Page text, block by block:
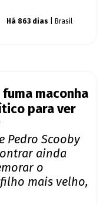
Há 863 dias | Brasil
maconha
para ver
Pedro Scooby
ainda
o
mais velho,